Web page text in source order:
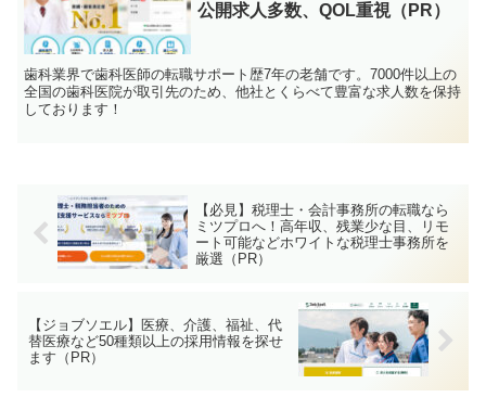
公開求人多数、QOL重視（PR）
歯科業界で歯科医師の転職サポート歴7年の老舗です。7000件以上の
全国の歯科医院が取引先のため、他社とくらべて豊富な求人数を保持
しております！
【必見】税理士・会計事務所の転職なら
ミツプロへ！高年収、残業少な目、リモ
ート可能などホワイトな税理士事務所を
厳選（PR）
【ジョブソエル】医療、介護、福祉、代
替医療など50種類以上の採用情報を探せ
ます（PR）